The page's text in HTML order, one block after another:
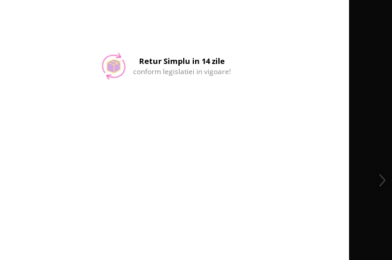
Retur Simplu in 14 zile
conform legislatiei in vigoare!